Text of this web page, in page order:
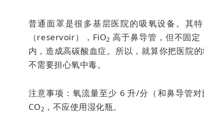
普通面罩是很多基层医院的吸氧设备。其
（reservoir），FiO2 高于鼻导管，但不固定
内，造成高碳酸血症。所以，就算你把医院
不需要担心氧中毒。
注意事项：氧流量至少 6 升/分（和鼻导管
CO2 ，不应使用湿化瓶。